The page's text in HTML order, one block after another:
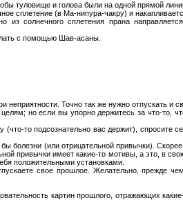
туловище и голова были на одной прямой
сплетение (в Ма-нипура-чакру) и
солнечного сплетения прана
с помощью Шав-асаны.
Точно так же нужно отпускать и
но если вы упорно держитесь за что-то,
то подсознательно вас держит), спросите
болезни (или отрицательной привычки).
привычки имеет какие-то мотивы, а это, в
положительными установками.
свое прошлое. Желательно, прежде
картин прошлого, отражающих